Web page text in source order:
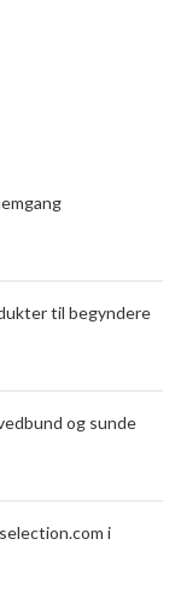
til begyndere
og sunde
i